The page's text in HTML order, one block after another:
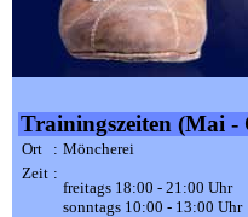
Trainingszeiten (Mai -
Ort : Möncherei
Zeit :
freitags 18:00 - 21:00 Uhr
sonntags 10:00 - 13:00 Uhr